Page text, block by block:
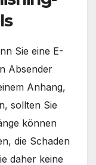
Sie eine E-
Absender
Anhang,
sollten Sie
können
die Schaden
daher keine